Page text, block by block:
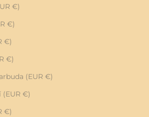
Alemania (EUR €)
Andorra (EUR €)
Angola (EUR €)
Anguila (EUR €)
Antigua y Barbuda (EUR €)
Arabia Saudí (EUR €)
Argelia (EUR €)